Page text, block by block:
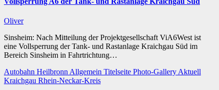
Oliver
Sinsheim: Nach Mitteilung der Projektgesellschaft ViA6West ist
eine Vollsperrung der Tank- und Rastanlage Kraichgau Süd im
Bereich Sinsheim in Fahrtrichtung…
Autobahn Heilbronn Allgemein Titelseite Photo-Gallery Aktuell
Kraichgau Rhein-Neckar-Kreis